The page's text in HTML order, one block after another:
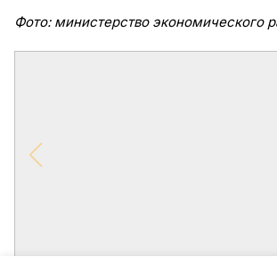
Фото: министерство экономического